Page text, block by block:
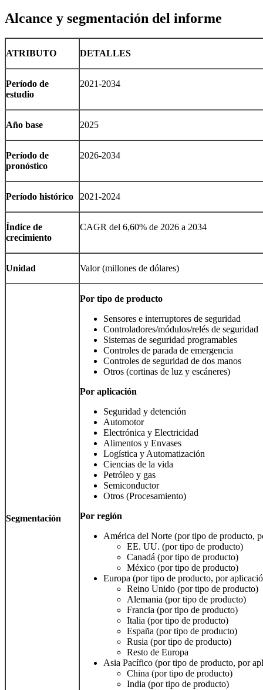
Alcance y segmentación del informe
ATRIBUTO DETALLES
Período de
estudio
2021-2034
Año base 2025
Período de
pronóstico
2026-2034
Período histórico 2021-2024
Índice de
crecimiento
CAGR del 6,60% de 2026 a 2034
Unidad Valor (millones de dólares)
Segmentación
Por tipo de producto
Sensores e interruptores de seguridad
Controladores/módulos/relés de seguridad
Sistemas de seguridad programables
Controles de parada de emergencia
Controles de seguridad de dos manos
Otros (cortinas de luz y escáneres)
Por aplicación
Seguridad y detención
Automotor
Electrónica y Electricidad
Alimentos y Envases
Logística y Automatización
Ciencias de la vida
Petróleo y gas
Semiconductor
Otros (Procesamiento)
Por región
América del Norte (por tipo de producto,
EE. UU. (por tipo de producto)
Canadá (por tipo de producto)
México (por tipo de producto)
Europa (por tipo de producto, por
Reino Unido (por tipo de producto)
Alemania (por tipo de producto)
Francia (por tipo de producto)
Italia (por tipo de producto)
España (por tipo de producto)
Rusia (por tipo de producto)
Resto de Europa
Asia Pacífico (por tipo de producto, por
China (por tipo de producto)
India (por tipo de producto)